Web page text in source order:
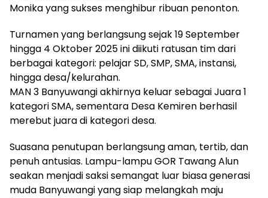
Monika yang sukses menghibur ribuan penonton.
Turnamen yang berlangsung sejak 19 September
hingga 4 Oktober 2025 ini diikuti ratusan tim dari
berbagai kategori: pelajar SD, SMP, SMA, instansi,
hingga desa/kelurahan.
MAN 3 Banyuwangi akhirnya keluar sebagai Juara 1
kategori SMA, sementara Desa Kemiren berhasil
merebut juara di kategori desa.
Suasana penutupan berlangsung aman, tertib, dan
penuh antusias. Lampu-lampu GOR Tawang Alun
seakan menjadi saksi semangat luar biasa generasi
muda Banyuwangi yang siap melangkah maju